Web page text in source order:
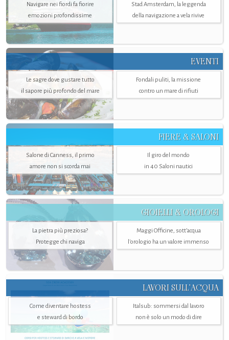
Navigare nei fiordi fa fiorire
emozioni profondissime
Stad Amsterdam, la leggenda
della navigazione a vela rivive
EVENTI
Le sagre dove gustare tutto
il sapore più profondo del mare
Fondali puliti, la missione
contro un mare di rifiuti
FIERE & SALONI
Salone di Canness, il primo
amore non si scorda mai
Il giro del mondo
in 40 Saloni nautici
GIOIELLI & OROLOGI
La pietra più preziosa?
Protegge chi naviga
Maggi Officine, sott’acqua
l'orologio ha un valore immenso
LAVORI SULL’ACQUA
Come diventare hostess
e steward di bordo
Italsub: sommersi dal lavoro
non è solo un modo di dire